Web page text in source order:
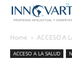
Home ACCESO A
ACCESO A LA SALUD